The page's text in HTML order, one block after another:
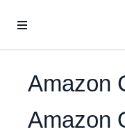
Amazon
Amazon